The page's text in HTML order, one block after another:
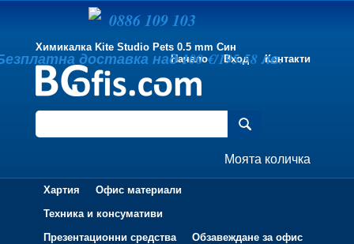
Химикалка Kite Studio Pets 0.5 mm Син
Начало
Вход Контакти
Моята количка
Хартия
Офис материали
Техника и консумативи
Презентационни средства
Обзавеждане за офис
0886 109 103
доставка над 100 €/195.58 лв.